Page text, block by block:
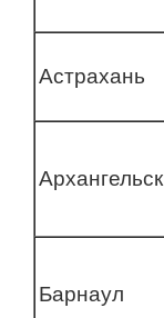
Астрахань
Архангельск
Барнаул